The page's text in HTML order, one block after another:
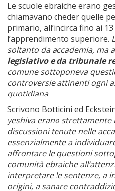
Le scuole ebraiche erano
chiamavano cheder quelle
primario, all’incirca fino ai
l’apprendimento superiore.
soltanto da accademia, ma
legislativo e da tribunale
comune sottoponeva
controversie attinenti ogni
quotidiana.
Scrivono Botticini ed
yeshiva erano strettamente
discussioni tenute nelle
essenzialmente a
affrontare le questioni
comunità ebraiche
interpretare le sentenze, a
origini, a sanare